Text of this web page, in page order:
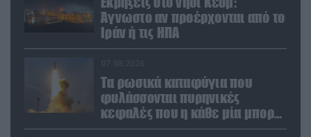
Άγνωστο αν προέρχονται από το
Ιράν ή τις ΗΠΑ
Τα ρωσικά καταφύγια που
φυλάσσονται πυρηνικές
κεφαλές που η κάθε μία μπορεί
να καταστρέψει «μία